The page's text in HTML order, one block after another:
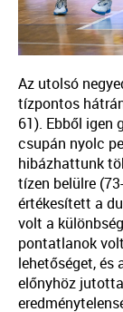
Az utolsó
tízpontos
61). Ebből igen
csupán nyolc
hibázhattunk
tízen belülre
értékesített a
volt a
pontatlanok
lehetőséget, és
előnyhöz